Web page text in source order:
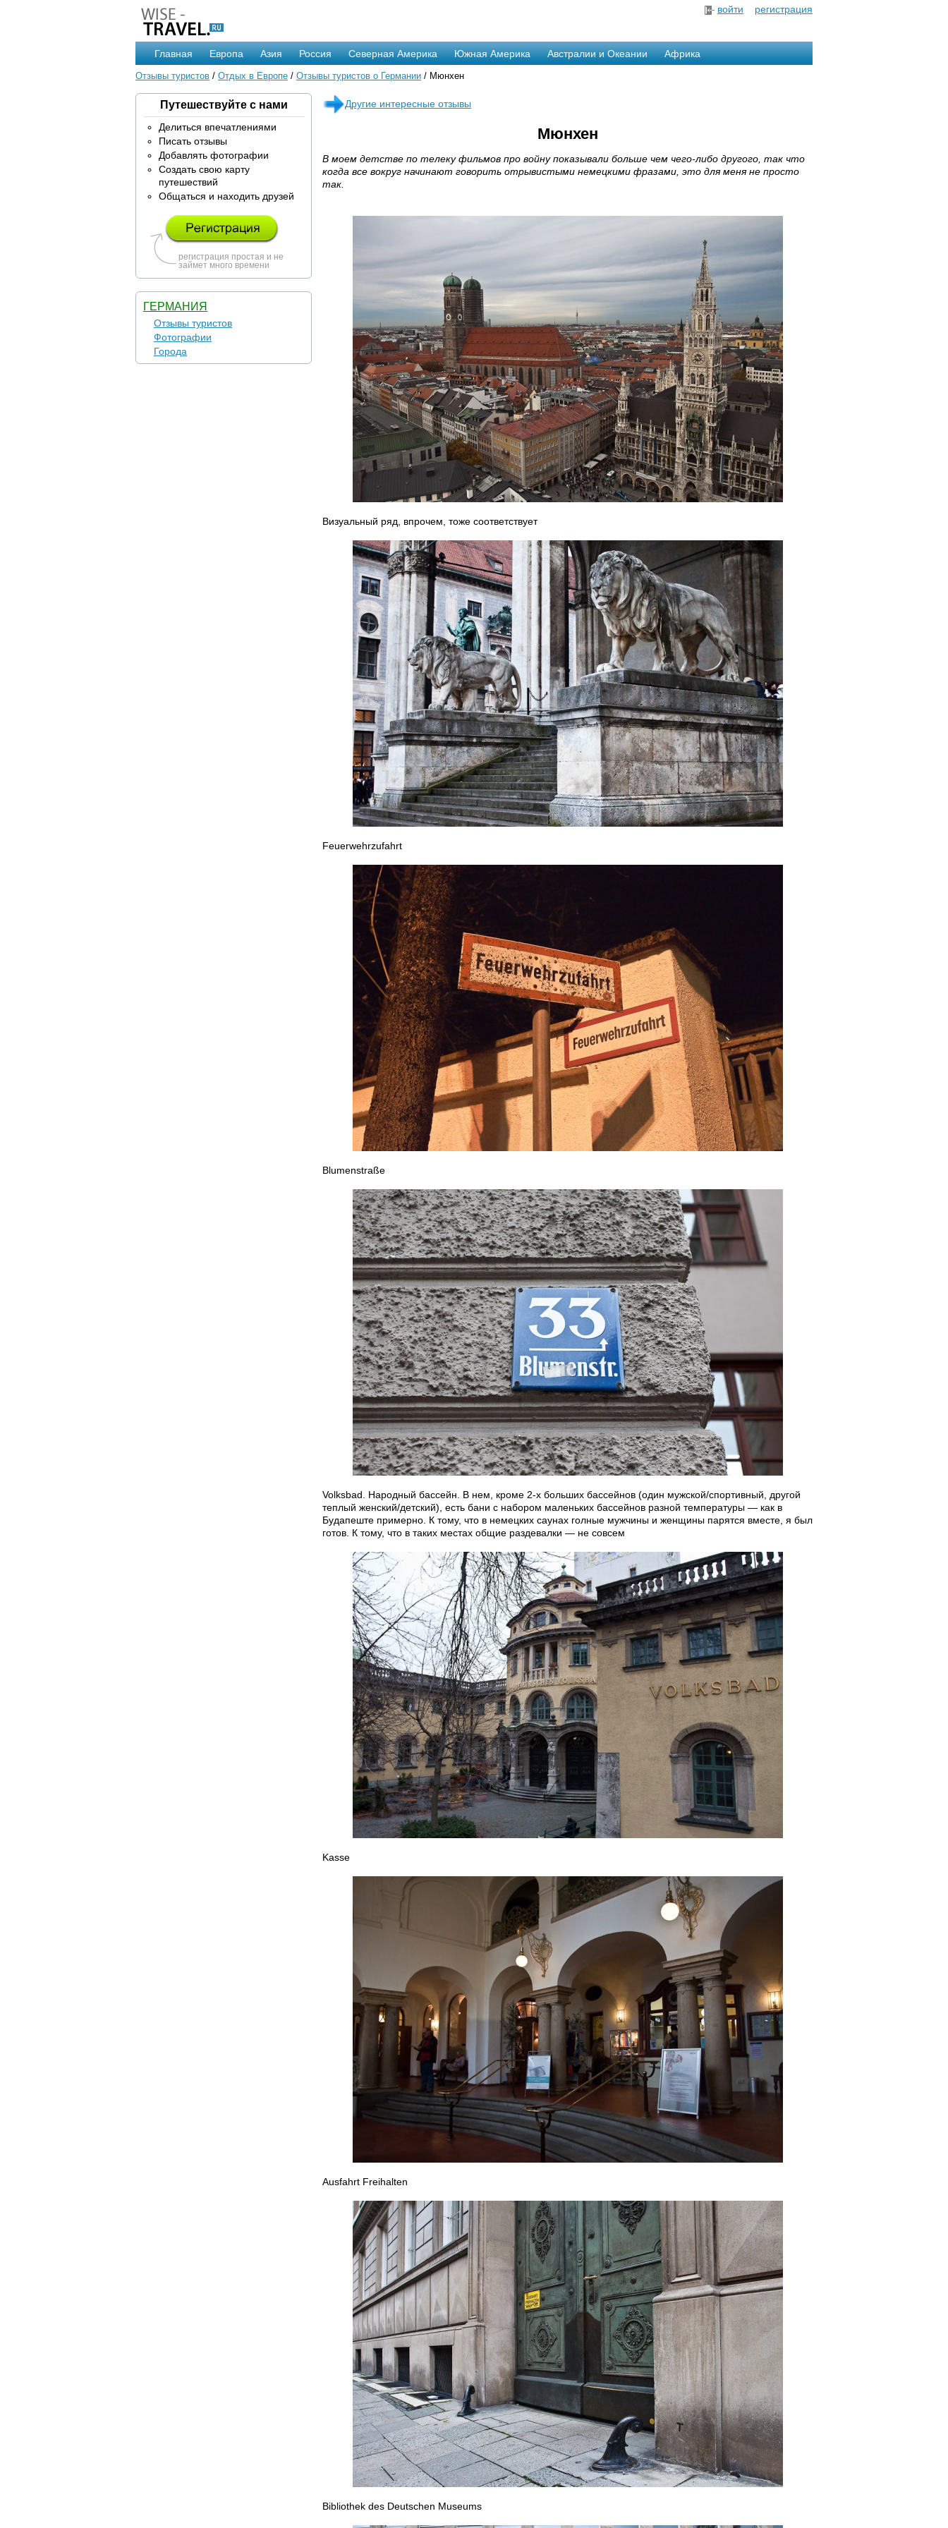
войти регистрация
Главная Европа Азия Россия Северная Америка Южная Америка Австралии и Океании Африка
Отзывы туристов / Отдых в Европе / Отзывы туристов о Германии / Мюнхен
Путешествуйте с нами
Делиться впечатлениями
Писать отзывы
Добавлять фотографии
Создать свою карту
путешествий
Общаться и находить друзей
регистрация простая и не
займет много времени
ГЕРМАНИЯ
Отзывы туристов
Фотографии
Города
Другие интересные отзывы
Мюнхен
В моем детстве по телеку фильмов про войну показывали больше чем чего-либо другого, так что
когда все вокруг начинают говорить отрывистыми немецкими фразами, это для меня не просто
так.
Визуальный ряд, впрочем, тоже соответствует
Feuerwehrzufahrt
Blumenstraße
Volksbad. Народный бассейн. В нем, кроме 2-х больших бассейнов (один мужской/спортивный, другой
теплый женский/детский), есть бани с набором маленьких бассейнов разной температуры — как в
Будапеште примерно. К тому, что в немецких саунах голные мужчины и женщины парятся вместе, я был
готов. К тому, что в таких местах общие раздевалки — не совсем
Kasse
Ausfahrt Freihalten
Bibliothek des Deutschen Museums